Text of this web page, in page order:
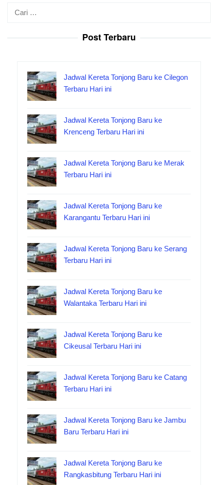
Post Terbaru
Jadwal Kereta Tonjong Baru ke Cilegon
Terbaru Hari ini
Jadwal Kereta Tonjong Baru ke
Krenceng Terbaru Hari ini
Jadwal Kereta Tonjong Baru ke Merak
Terbaru Hari ini
Jadwal Kereta Tonjong Baru ke
Karangantu Terbaru Hari ini
Jadwal Kereta Tonjong Baru ke Serang
Terbaru Hari ini
Jadwal Kereta Tonjong Baru ke
Walantaka Terbaru Hari ini
Jadwal Kereta Tonjong Baru ke
Cikeusal Terbaru Hari ini
Jadwal Kereta Tonjong Baru ke Catang
Terbaru Hari ini
Jadwal Kereta Tonjong Baru ke Jambu
Baru Terbaru Hari ini
Jadwal Kereta Tonjong Baru ke
Rangkasbitung Terbaru Hari ini